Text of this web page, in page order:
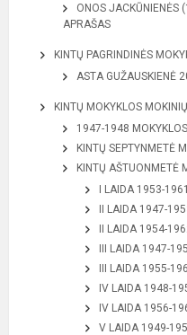
ONOS JACKŪNIENĖS
APRAŠAS
KINTŲ PAGRINDINĖS
ASTA GUŽAUSKIENĖ
KINTŲ MOKYKLOS
1947-1948
KINTŲ SEPTYNMETĖ
KINTŲ AŠTUONMETĖ
I LAIDA 1953-
II LAIDA 1947-
II LAIDA 1954-
III LAIDA 1947-
III LAIDA 1955-
IV LAIDA 1948-
IV LAIDA 1956-
V LAIDA 1949-